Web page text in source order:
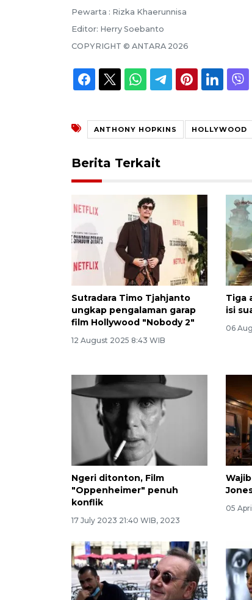
Pewarta : Rizka Khaerunnisa
Editor: Herry Soebanto
COPYRIGHT © ANTARA 2026
ANTHONY HOPKINS HOLLYWOOD
Berita Terkait
Sutradara Timo Tjahjanto
ungkap pengalaman garap
film Hollywood "Nobody 2"
12 August 2025 8:43 WIB
Tiga
isi
06
Ngeri ditonton, Film
"Oppenheimer" penuh
konflik
17 July 2023 21:40 WIB, 2023
05